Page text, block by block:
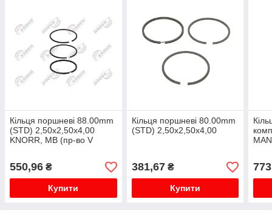
Кільця поршневі 88.00mm
(STD) 2,50x2,50x4,00
KNORR, MB (пр-во V
550,96 ₴
Купити
Кільця поршневі 80.00mm
(STD) 2,50x2,50x4,00
381,67₴
Купити